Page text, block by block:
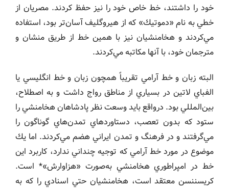
خود را داشتند، خط خاص خود را نيز حفظ كردند. مصريان از
خطي به نام «دموتيك» كه از هيروگليف آسان‌تر بود، استفاده
مي‌كردند و هخامنشيان نيز با همين خط از طريق منشان و
مترجمان خود، با آنها مكاتبه مي‌كردند.
البته زبان و خط آرامي تقريباً همچون زبان و خط انگليسي يا
الفباي لاتين در بسياري از مناطق رواج داشت و به اصطلاح،
بين‌المللي بود. درواقع بايد وسعت نظر پادشاهان هخامنشي را
ستود كه بدون تعصب، دستاوردهاي تمدن‌هاي گوناگون را
مي‌گرفتند و در فرهنگ و تمدن ايراني هضم مي‌كردند. اما يك
موضوع در مورد خط آرامي كه توجيه چنداني ندارد، كاربرد اين
خط در امپراطوري هخامنشي به‌صورت «هزاوارش»* است.
كريسننسن معتقد است، هخامنشيان حتي اسنادي را كه به